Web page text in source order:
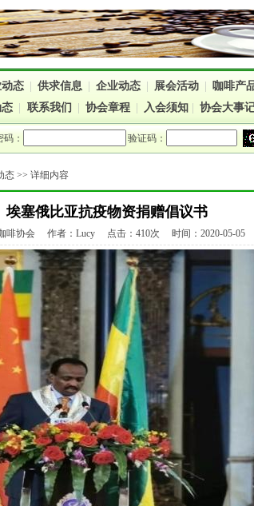
态 供求信息 企业动态 展会活动 咖啡产
联系我们 协会章程 入会须知 协会大事
码： 验证码：
态 >> 详细内容
埃塞俄比亚抗疫物资捐赠倡议书
啡协会 作者：Lucy 点击：410次 时间：2020-05-05